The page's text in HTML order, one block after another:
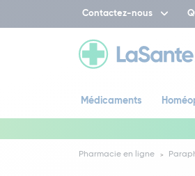
Contactez-nous
Médicaments
Pharmacie en ligne